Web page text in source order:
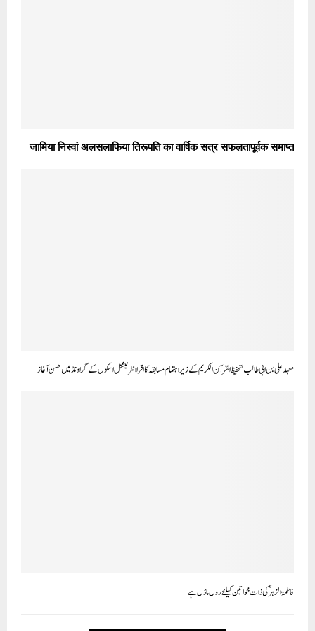
जामिया निस्वां अलसलाफिया तिरूपति का वार्षिक सत्र सफलतापूर्वक समाप्त
معہد علی بن ابی طالب لتحفیظ القرآن الکریم کے زیر اہتمام مسابقہ کا اقرا انٹرنیشنل اسکول کے گراونڈ میں حسن آغاز
فاطمۃ الزہرؓ کی ذات خواتین کیلئے رول ماڈل ہے